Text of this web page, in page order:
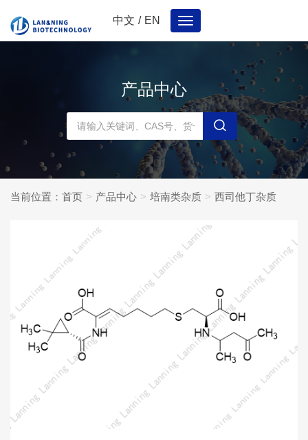
中文 / EN
Toggle
navigation
产品中心
当前位置： 首页 产品中心 培南类杂质 西司他丁杂质